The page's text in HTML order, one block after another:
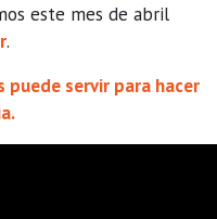
este mes de abril
.
puede servir para hacer